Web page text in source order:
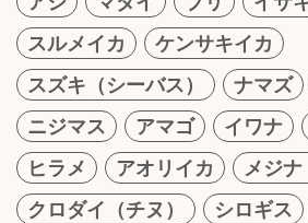
スルメイカ
ケンサキイカ
スズキ（シーバス）
ナマズ
ニジマス
アマゴ イワナ
ヒラメ
アオリイカ
メジナ
クロダイ（チヌ）
シロギス